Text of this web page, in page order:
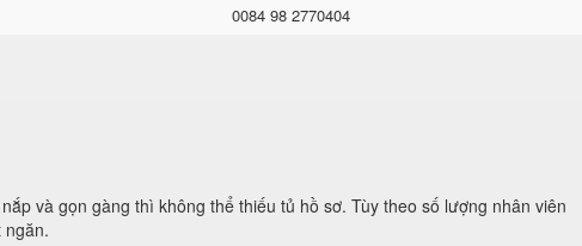
0084 98 2770404
và gọn gàng thì không thể thiếu tủ hồ sơ. Tùy theo số lượng nhân viên
ngăn.